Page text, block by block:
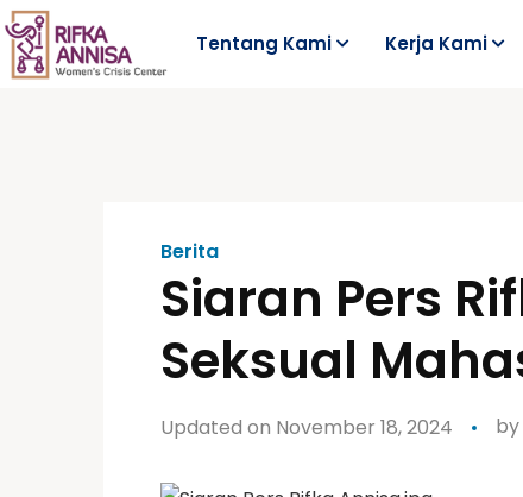
Tentang Kami Kerja Kami
Berita
Siaran Pers
Seksual
Updated on November 18, 2024 by